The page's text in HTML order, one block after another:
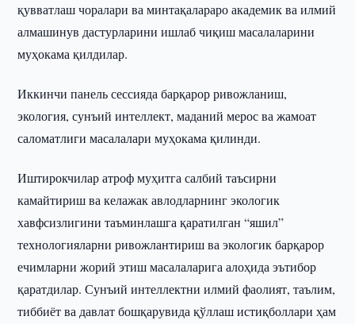
қувватлаш чоралари ва минтақалараро академик ва илмий
алмашинув дастурларини ишлаб чиқиш масалаларини
муҳокама қилдилар.
Иккинчи панель сессияда барқарор ривожланиш,
экология, сунъий интеллект, маданий мерос ва жамоат
саломатлиги масалалари муҳокама қилинди.
Иштирокчилар атроф муҳитга салбий таъсирни
камайтириш ва келажак авлодларнинг экологик
хавфсизлигини таъминлашга қаратилган “яшил”
технологияларни ривожлантириш ва экологик барқарор
ечимларни жорий этиш масалаларига алоҳида эътибор
қаратдилар. Сунъий интеллектни илмий фаолият, таълим,
тиббиёт ва давлат бошқарувида қўллаш истиқболлари ҳам